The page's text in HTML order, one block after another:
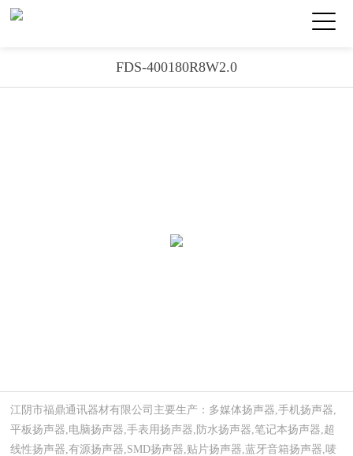
FDS-400180R8W2.0
江阴市福鼎通讯器材有限公司主要生产：多媒体扬声器,手机扬声器,
平板扬声器,电脑扬声器,手表用扬声器,防水扬声器,笔记本扬声器,超
线性扬声器,有源扬声器,SMD扬声器,贴片扬声器,蓝牙音箱扬声器,唛